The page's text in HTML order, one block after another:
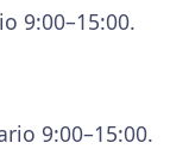
9:00–15:00.
9:00–15:00.